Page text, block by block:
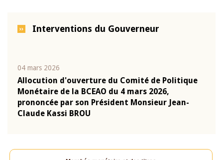
Interventions du Gouverneur
22 juillet 2026
Mot introductif du Gouverneur Jean-Claude
Kassi BROU lors de la cérémonie de
présentation du rapport annuel 2025 de la
BCEAO